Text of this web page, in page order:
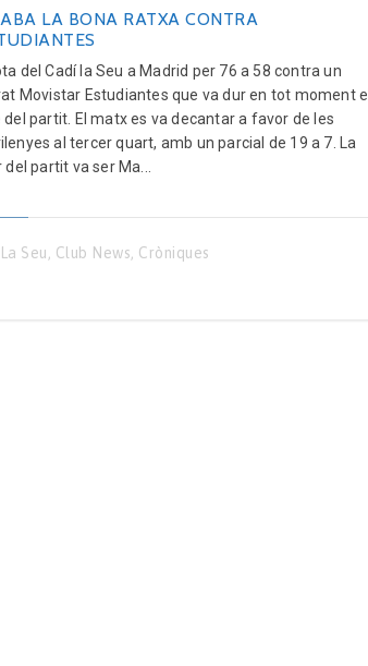
LA BONA RATXA CONTRA
del Cadí la Seu a Madrid per 76 a 58 contra un
Movistar Estudiantes que va dur en tot moment el
partit. El matx es va decantar a favor de les
al tercer quart, amb un parcial de 19 a 7. La
partit va ser Ma...
Seu Club News Cròniques